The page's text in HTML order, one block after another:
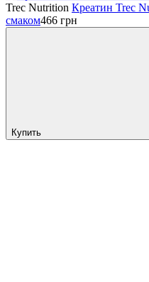
Trec Nutrition Креатин Trec
смаком466 грн
Купить